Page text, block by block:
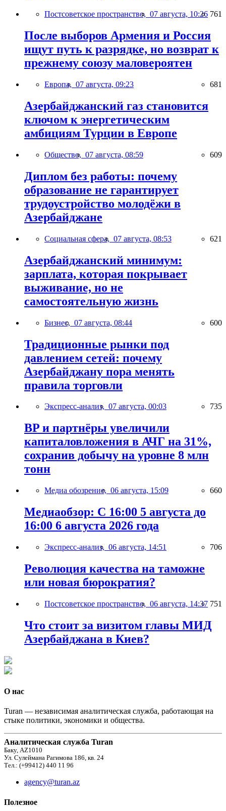
Постсоветское пространство, 07 августа, 10:26 761
После выборов Армения и Россия
ищут путь к разрядке, но возврат к
прежнему союзу маловероятен
Европа, 07 августа, 09:23 681
Азербайджанский газ становится
ключом к энергетическим
амбициям Турции в Европе
Общество, 07 августа, 08:59 609
Диплом без работы: почему
образование не гарантирует
трудоустройство молодёжи в
Азербайджане
Социальная сфера, 07 августа, 08:53 621
Азербайджанский минимум:
зарплата, которая покрывает
выживание, но не
самостоятельную жизнь
Бизнес, 07 августа, 08:44 600
Традиционные рынки под
давлением сетей: почему
Азербайджану пора менять
правила торговли
Экспресс-анализ, 07 августа, 00:03 735
BP и партнёры увеличили
капиталовложения в АЧГ на 31%,
сохранив добычу на уровне 8 млн
тонн
Медиа обозрение, 06 августа, 15:09 660
Медиаобзор: С 16:00 5 августа до
16:00 6 августа 2026 года
Экспресс-анализ, 06 августа, 14:51 706
Революция качества на таможне
или новая бюрократия?
Постсоветское пространство, 06 августа, 14:37 751
Что стоит за визитом главы МИД
Азербайджана в Киев?
О нас
Turan — независимая аналитическая служба, работающая на
стыке политики, экономики и общества.
Аналитическая служба Turan
Баку, AZ1010
Ул. Сулеймана Рагимова 186, кв. 24
Тел.: (+99412) 440 11 96
agency@turan.az
Полезное